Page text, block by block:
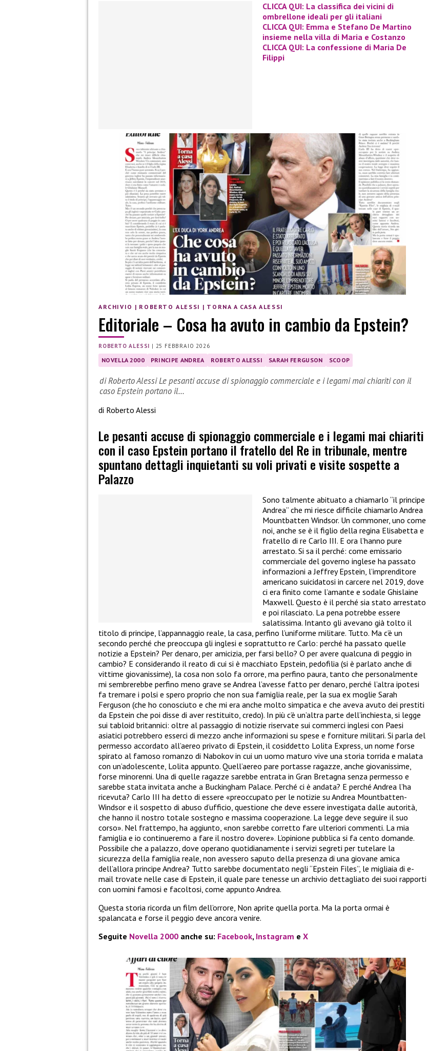
CLICCA QUI: La classifica dei vicini di
ombrellone ideali per gli italiani
CLICCA QUI: Emma e Stefano De Martino
insieme nella villa di Maria e Costanzo
CLICCA QUI: La confessione di Maria De
Filippi
ARCHIVIO | ROBERTO ALESSI | TORNA A CASA ALESSI
Editoriale – Cosa ha avuto in cambio da Epstein?
ROBERTO ALESSI | 25 FEBBRAIO 2026
NOVELLA 2000 PRINCIPE ANDREA ROBERTO ALESSI SARAH FERGUSON SCOOP
di Roberto Alessi Le pesanti accuse di spionaggio commerciale e i legami mai chiariti con il
caso Epstein portano il…
di Roberto Alessi
Le pesanti accuse di spionaggio commerciale e i legami mai chiariti
con il caso Epstein portano il fratello del Re in tribunale, mentre
spuntano dettagli inquietanti su voli privati e visite sospette a
Palazzo
Sono talmente abituato a chiamarlo “il principe
Andrea” che mi riesce difficile chiamarlo Andrea
Mountbatten Windsor. Un commoner, uno come
noi, anche se è il figlio della regina Elisabetta e
fratello di re Carlo III. E ora l’hanno pure
arrestato. Si sa il perché: come emissario
commerciale del governo inglese ha passato
informazioni a Jeffrey Epstein, l’imprenditore
americano suicidatosi in carcere nel 2019, dove
ci era finito come l’amante e sodale Ghislaine
Maxwell. Questo è il perché sia stato arrestato
e poi rilasciato. La pena potrebbe essere
salatissima. Intanto gli avevano già tolto il
titolo di principe, l’appannaggio reale, la casa, perfino l’uniforme militare. Tutto. Ma c’è un
secondo perché che preoccupa gli inglesi e soprattutto re Carlo: perché ha passato quelle
notizie a Epstein? Per denaro, per amicizia, per farsi bello? O per avere qualcuna di peggio in
cambio? E considerando il reato di cui si è macchiato Epstein, pedofilia (si è parlato anche di
vittime giovanissime), la cosa non solo fa orrore, ma perfino paura, tanto che personalmente
mi sembrerebbe perfino meno grave se Andrea l’avesse fatto per denaro, perché l’altra ipotesi
fa tremare i polsi e spero proprio che non sua famiglia reale, per la sua ex moglie Sarah
Ferguson (che ho conosciuto e che mi era anche molto simpatica e che aveva avuto dei prestiti
da Epstein che poi disse di aver restituito, credo). In più c’è un’altra parte dell’inchiesta, si legge
sui tabloid britannici: oltre al passaggio di notizie riservate sui commerci inglesi con Paesi
asiatici potrebbero esserci di mezzo anche informazioni su spese e forniture militari. Si parla del
permesso accordato all’aereo privato di Epstein, il cosiddetto Lolita Express, un nome forse
spirato al famoso romanzo di Nabokov in cui un uomo maturo vive una storia torrida e malata
con un’adolescente, Lolita appunto. Quell’aereo pare portasse ragazze, anche giovanissime,
forse minorenni. Una di quelle ragazze sarebbe entrata in Gran Bretagna senza permesso e
sarebbe stata invitata anche a Buckingham Palace. Perché ci è andata? E perché Andrea l’ha
ricevuta? Carlo III ha detto di essere «preoccupato per le notizie su Andrea Mountbatten-
Windsor e il sospetto di abuso d’ufficio, questione che deve essere investigata dalle autorità,
che hanno il nostro totale sostegno e massima cooperazione. La legge deve seguire il suo
corso». Nel frattempo, ha aggiunto, «non sarebbe corretto fare ulteriori commenti. La mia
famiglia e io continueremo a fare il nostro dovere». L’opinione pubblica si fa cento domande.
Possibile che a palazzo, dove operano quotidianamente i servizi segreti per tutelare la
sicurezza della famiglia reale, non avessero saputo della presenza di una giovane amica
dell’allora principe Andrea? Tutto sarebbe documentato negli “Epstein Files”, le migliaia di e-
mail trovate nelle case di Epstein, il quale pare tenesse un archivio dettagliato dei suoi rapporti
con uomini famosi e facoltosi, come appunto Andrea.
Questa storia ricorda un film dell’orrore, Non aprite quella porta. Ma la porta ormai è
spalancata e forse il peggio deve ancora venire.
Seguite Novella 2000 anche su: Facebook, Instagram e X